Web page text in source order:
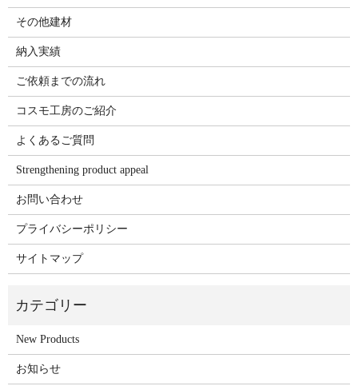
その他建材
納入実績
ご依頼までの流れ
コスモ工房のご紹介
よくあるご質問
Strengthening product appeal
お問い合わせ
プライバシーポリシー
サイトマップ
New Products
お知らせ